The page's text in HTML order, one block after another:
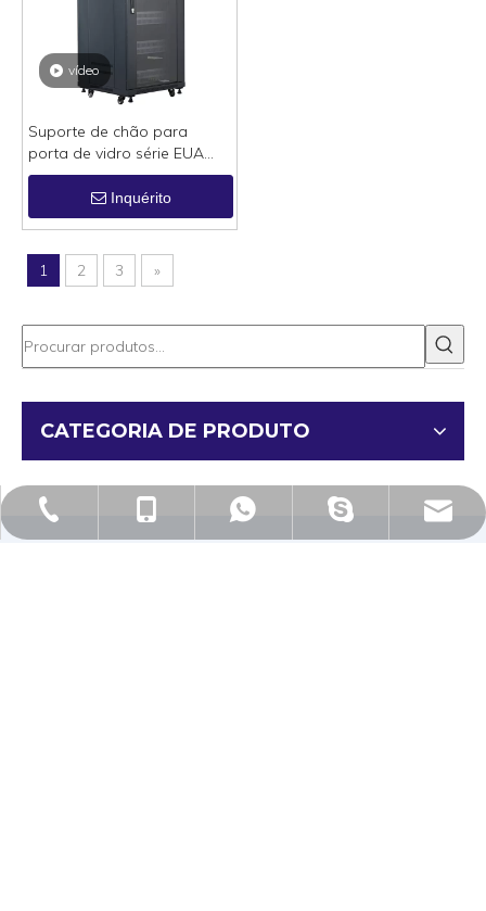
vídeo
Suporte de chão para
porta de vidro série EUA
rack de gabinete de rede
Inquérito
1 2 3 »
CATEGORIA DE PRODUTO
+86-574-27887831
+86-13968280269
+86-15267858416
ron.chen0827
Marketing@webit.cc